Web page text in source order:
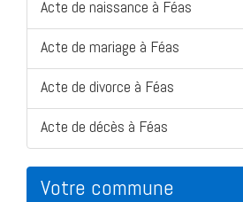
Acte de naissance à Féas
Acte de mariage à Féas
Acte de divorce à Féas
Acte de décès à Féas
Votre commune